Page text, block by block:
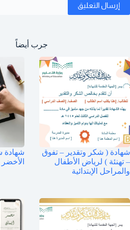
إرسال التعليق
جرب أيضاً
شهادة ( شكر وتقدير – تفوق
– تهنئة ) لرياض الأطفال
والمراحل الإبتدائية
شهادة